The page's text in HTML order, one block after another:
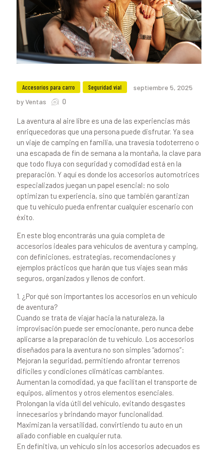
Accesorios para carro Seguridad vial
septiembre 5, 2025
by Ventas
0
La aventura al aire libre es una de las experiencias más
enriquecedoras que una persona puede disfrutar. Ya sea
un viaje de camping en familia, una travesía todoterreno o
una escapada de fin de semana a la montaña, la clave para
que todo fluya con seguridad y comodidad está en la
preparación. Y aquí es donde los accesorios automotrices
especializados juegan un papel esencial: no solo
optimizan tu experiencia, sino que también garantizan
que tu vehículo pueda enfrentar cualquier escenario con
éxito.
En este blog encontrarás una guía completa de
accesorios ideales para vehículos de aventura y camping,
con definiciones, estrategias, recomendaciones y
ejemplos prácticos que harán que tus viajes sean más
seguros, organizados y llenos de confort.
1. ¿Por qué son importantes los accesorios en un vehículo
de aventura?
Cuando se trata de viajar hacia la naturaleza, la
improvisación puede ser emocionante, pero nunca debe
aplicarse a la preparación de tu vehículo. Los accesorios
diseñados para la aventura no son simples “adornos”:
Mejoran la seguridad, permitiendo afrontar terrenos
difíciles y condiciones climáticas cambiantes.
Aumentan la comodidad, ya que facilitan el transporte de
equipos, alimentos y otros elementos esenciales.
Prolongan la vida útil del vehículo, evitando desgastes
innecesarios y brindando mayor funcionalidad.
Maximizan la versatilidad, convirtiendo tu auto en un
aliado confiable en cualquier ruta.
En definitiva, un vehículo sin los accesorios adecuados es